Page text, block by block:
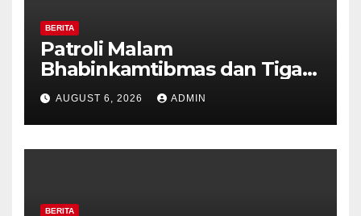
BERITA
Patroli Malam
Bhabinkamtibmas dan Tiga
Pilar Kelurahan Ungaran
Perkuat Kamtibmas, Warga
Diajak Aktifkan Ronda
AUGUST 6, 2026 ADMIN
BERITA